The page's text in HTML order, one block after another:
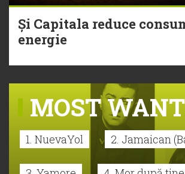
Și Capitala reduce
energie
MOST
1. NuevaYol 2. Jamaican